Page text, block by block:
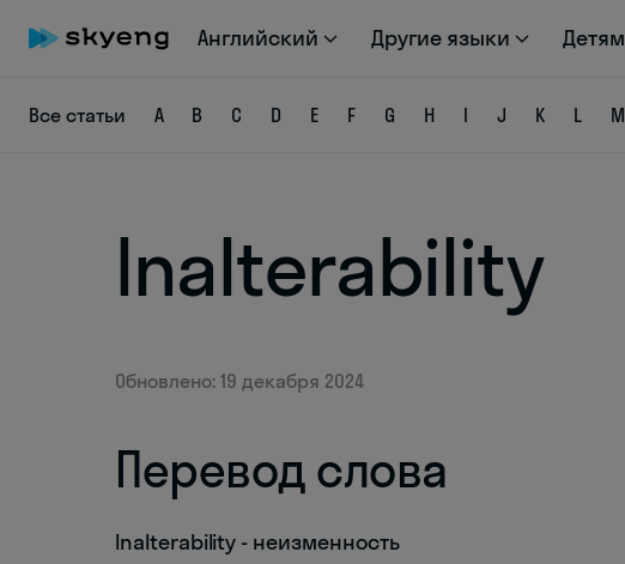
Английский Другие языки Детям
Все статьи A B C D E F G H I J K L M
Inalterability
Обновлено: 19 декабря 2024
Перевод слова
Inalterability - неизменность